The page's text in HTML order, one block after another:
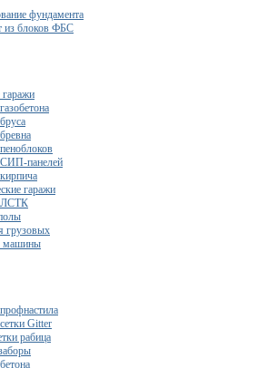
фундамента
из блоков ФБС
панелей
гаражи
ЛСТК
грузовых
машины
Gitter
рабица